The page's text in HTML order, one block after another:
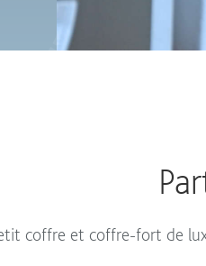
coffre et coffre-fort de